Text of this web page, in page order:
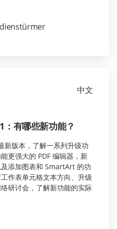
中文
：有哪些新功能？
新版本，了解一系列升级功
更强大的 PDF 编辑器，新
添加图表和 SmartArt 的功
作表单元格文本方向、升级
研讨会，了解新功能的实际